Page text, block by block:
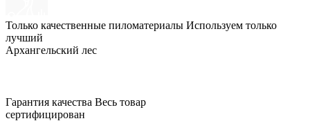
Только качественные пиломатериалы Используем только
лучший
Архангельский лес
Гарантия качества Весь товар
сертифицирован